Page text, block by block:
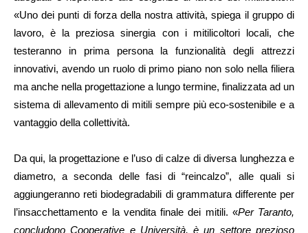
«Uno dei punti di forza della nostra attività, spiega il gruppo di
lavoro, è la preziosa sinergia con i mitilicoltori locali, che
testeranno in prima persona la funzionalità degli attrezzi
innovativi, avendo un ruolo di primo piano non solo nella filiera
ma anche nella progettazione a lungo termine, finalizzata ad un
sistema di allevamento di mitili sempre più eco-sostenibile e a
vantaggio della collettività.
Da qui, la progettazione e l’uso di calze di diversa lunghezza e
diametro, a seconda delle fasi di “reincalzo”, alle quali si
aggiungeranno reti biodegradabili di grammatura differente per
l’insacchettamento e la vendita finale dei mitili. «Per Taranto,
concludono Cooperative e Università, è un settore prezioso